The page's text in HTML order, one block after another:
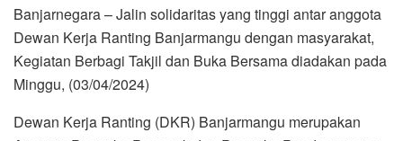
Banjarnegara – Jalin solidaritas yang tinggi antar anggota
Dewan Kerja Ranting Banjarmangu dengan masyarakat,
Kegiatan Berbagi Takjil dan Buka Bersama diadakan pada
Minggu, (03/04/2024)
Dewan Kerja Ranting (DKR) Banjarmangu merupakan